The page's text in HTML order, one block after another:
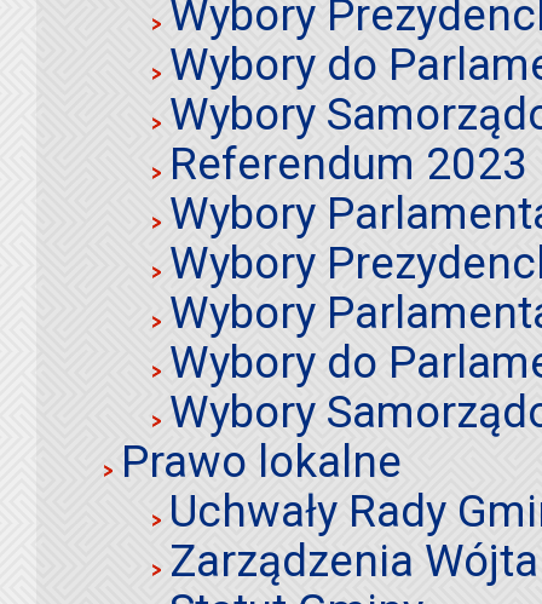
Wybory
Wybory do
Wybory
Referendum 2023
Wybory
Wybory
Wybory
Wybory do
Wybory
Prawo lokalne
Uchwały Rady
Zarządzenia Wójta